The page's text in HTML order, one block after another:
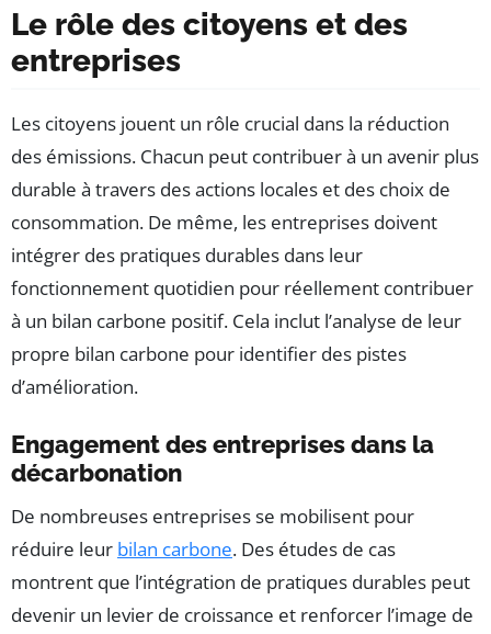
Le rôle des citoyens et des
entreprises
Les citoyens jouent un rôle crucial dans la réduction
des émissions. Chacun peut contribuer à un avenir plus
durable à travers des actions locales et des choix de
consommation. De même, les entreprises doivent
intégrer des pratiques durables dans leur
fonctionnement quotidien pour réellement contribuer
à un bilan carbone positif. Cela inclut l’analyse de leur
propre bilan carbone pour identifier des pistes
d’amélioration.
Engagement des entreprises dans la
décarbonation
De nombreuses entreprises se mobilisent pour
réduire leur bilan carbone. Des études de cas
montrent que l’intégration de pratiques durables peut
devenir un levier de croissance et renforcer l’image de